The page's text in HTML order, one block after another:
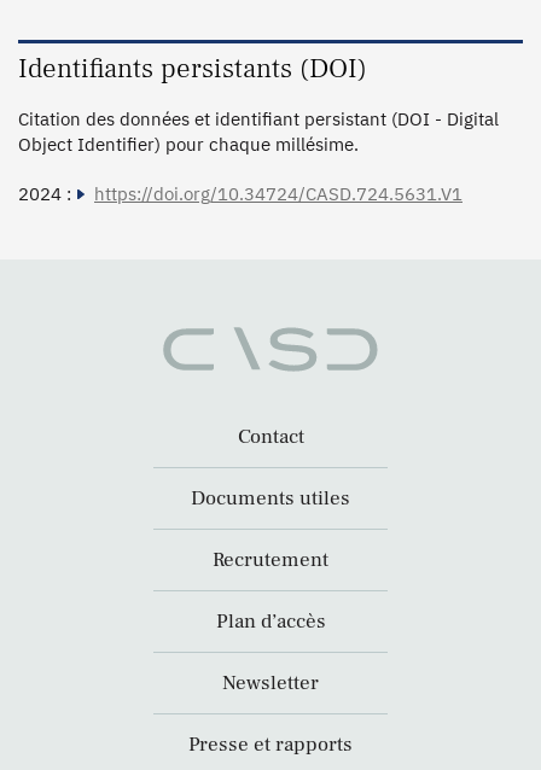
Identifiants persistants (DOI)
Citation des données et identifiant persistant (DOI - Digital
Object Identifier) pour chaque millésime.
2024 : https://doi.org/10.34724/CASD.724.5631.V1
Contact
Documents utiles
Recrutement
Plan d’accès
Newsletter
Presse et rapports